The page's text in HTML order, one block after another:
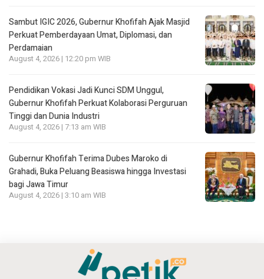
Sambut IGIC 2026, Gubernur Khofifah Ajak Masjid
Perkuat Pemberdayaan Umat, Diplomasi, dan
Perdamaian
August 4, 2026 | 12:20 pm WIB
Pendidikan Vokasi Jadi Kunci SDM Unggul,
Gubernur Khofifah Perkuat Kolaborasi Perguruan
Tinggi dan Dunia Industri
August 4, 2026 | 7:13 am WIB
Gubernur Khofifah Terima Dubes Maroko di
Grahadi, Buka Peluang Beasiswa hingga Investasi
bagi Jawa Timur
August 4, 2026 | 3:10 am WIB